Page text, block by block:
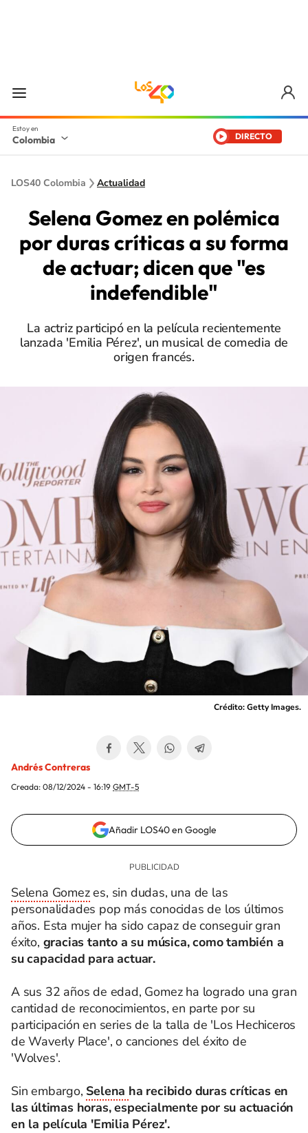
Colombia DIRECTO
LOS40 Colombia Actualidad
Selena Gomez en polémica
por duras críticas a su forma
de actuar; dicen que "es
indefendible"
La actriz participó en la película recientemente
lanzada 'Emilia Pérez', un musical de comedia de
origen francés.
Crédito: Getty Images.
Andrés Contreras
Creada: 08/12/2024 - 16:19 GMT-5
Añadir LOS40 en Google
Selena Gomezes, sin dudas, una de las
personalidades pop más conocidas de los últimos
años. Esta mujer ha sido capaz de conseguir gran
éxito, gracias tanto a su música, como también a
su capacidad para actuar.
A sus 32 años de edad, Gomez ha logrado una gran
cantidad de reconocimientos, en parte por su
participación en series de la talla de 'Los Hechiceros
de Waverly Place', o canciones del éxito de
'Wolves'.
Sin embargo, Selena ha recibido duras críticas en
las últimas horas, especialmente por su actuación
en la película 'Emilia Pérez'.